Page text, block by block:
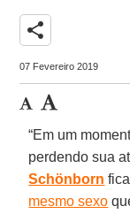
share
07 Fevereiro 2019
“Em um
perdendo sua
Schönborn
mesmo sexo